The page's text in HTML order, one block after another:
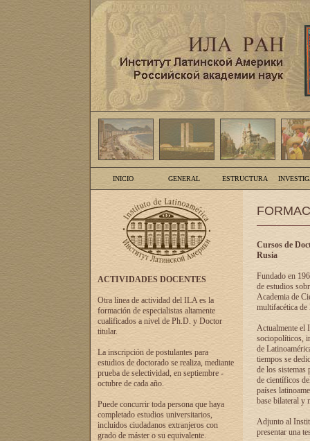
INICIO GENERAL ESTRUCTURA
ACTIVIDADES DOCENTES
Otra línea de actividad del ILA es la
formación de especialistas altamente
cualificados a nivel de Ph.D. y Doctor
titular.
La inscripción de postulantes para
estudios de doctorado se realiza, mediante
prueba de selectividad, en septiembre -
octubre de cada año.
Puede concurrir toda persona que haya
completado estudios universitarios,
incluidos ciudadanos extranjeros con
grado de máster o su equivalente.
Cursos de
Rusia
Fundado en
de estudios
Academia de
multifacética de
Actualmente el
sociopolíticos,
de
tiempos se
de los sistemas
de científicos
países
base bilateral y
Adjunto al
presentar una